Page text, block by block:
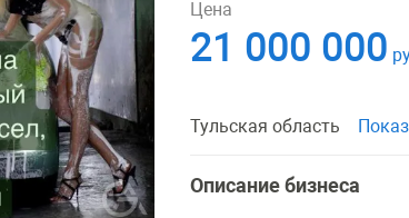
Цена
21 000 000
Тульская область
Описание бизнеса